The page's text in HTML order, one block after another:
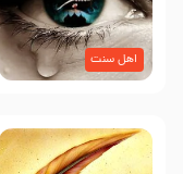
اهل سنت